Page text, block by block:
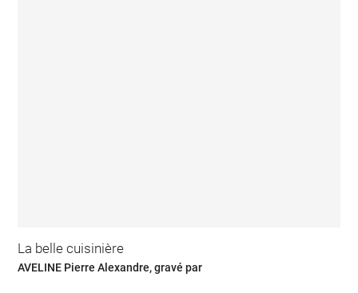
La belle cuisinière
AVELINE Pierre Alexandre, gravé par